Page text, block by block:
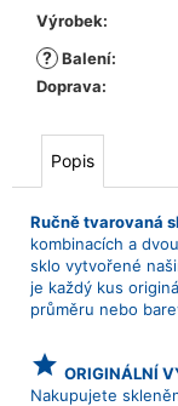
Výrobek:
? Balení:
Doprava:
Popis
Ručně tvarovaná
kombinacích a
sklo vytvořené
je každý kus
průměru nebo
grade ORIGINÁLNÍ
Nakupujete